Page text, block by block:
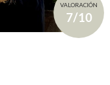
VALORACIÓN
7/10